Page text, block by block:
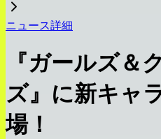
ニュース詳細
『ガールズ＆
ズ』に新キャ
場！